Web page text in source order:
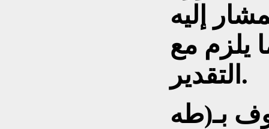
إليه
يلزم مع
التقدير.
بـ(طه